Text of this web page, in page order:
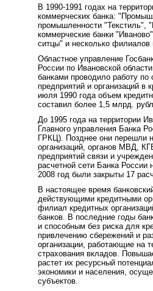
В 1990-1991 годах на
коммерческих банка:
промышленности "Текстиль",
коммерческие банки
ситцы" и несколько филиалов
Областное управление
России по Ивановской
банками проводило работу по
предприятий и организаций в
июля 1990 года объем
составил более 1,5 млрд.
До 1995 года на территории
Главного управления Банка
ГРКЦ). Позднее они перешли
организаций, органов МВД,
предприятий связи и
расчетной сети Банка России
2008 год были закрыты 17
В настоящее время
действующими кредитными
филиал кредитных
банков. В последние годы
и способным без риска для
привлечению сбережений и
организации, работающие на
страхования вкладов.
растет их ресурсный
экономики и населения,
субъектов.